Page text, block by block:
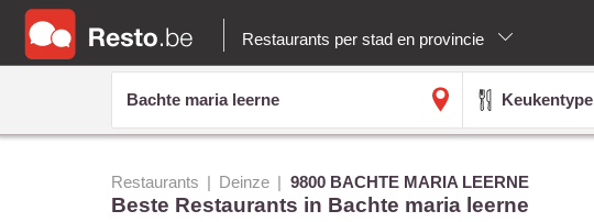
Restaurants per stad en provincie
Keukentype
Restaurants Deinze 9800 BACHTE MARIA LEERNE
Beste Restaurants in Bachte maria leerne